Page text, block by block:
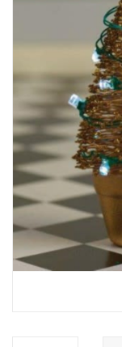
Fournitures
Bois
Noël
1/24ème
Halloween